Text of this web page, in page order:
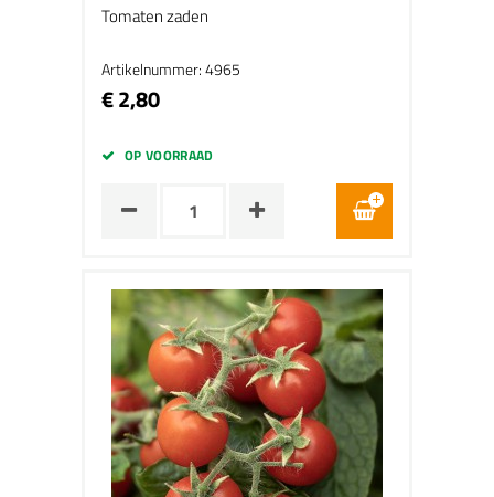
Tomaten zaden
Artikelnummer: 4965
€ 2,80
OP VOORRAAD